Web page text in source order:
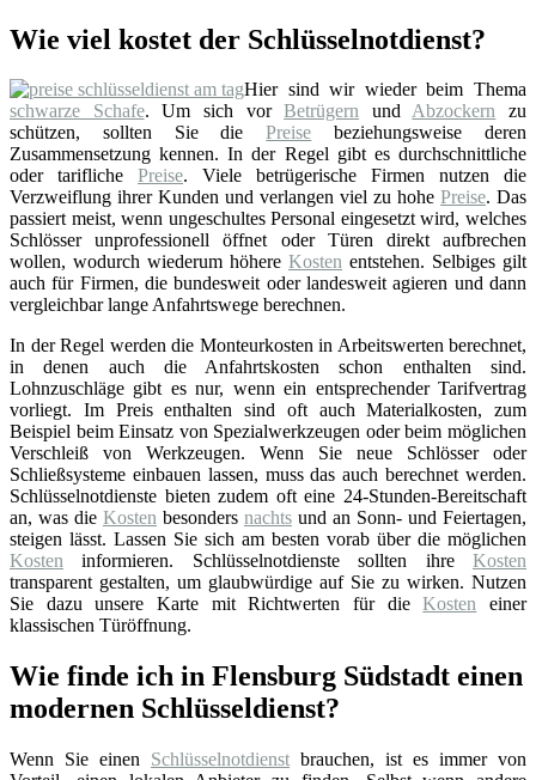
Wie viel kostet der Schlüsselnotdienst?
Hier sind wir wieder beim Thema
schwarze Schafe. Um sich vorBetrügern undAbzockern zu
schützen, sollten Sie diePreise beziehungsweise deren
Zusammensetzung kennen. In der Regel gibt es durchschnittliche
oder tarifliche Preise. Viele betrügerische Firmen nutzen die
Verzweiflung ihrer Kunden und verlangen viel zu hohe Preise. Das
passiert meist, wenn ungeschultes Personal eingesetzt wird, welches
Schlösser unprofessionell öffnet oder Türen direkt aufbrechen
wollen, wodurch wiederum höhere Kosten entstehen. Selbiges gilt
auch für Firmen, die bundesweit oder landesweit agieren und dann
vergleichbar lange Anfahrtswege berechnen.
In der Regel werden die Monteurkosten in Arbeitswerten berechnet,
in denen auch die Anfahrtskosten schon enthalten sind.
Lohnzuschläge gibt es nur, wenn ein entsprechender Tarifvertrag
vorliegt. Im Preis enthalten sind oft auch Materialkosten, zum
Beispiel beim Einsatz von Spezialwerkzeugen oder beim möglichen
Verschleiß von Werkzeugen. Wenn Sie neue Schlösser oder
Schließsysteme einbauen lassen, muss das auch berechnet werden.
Schlüsselnotdienste bieten zudem oft eine 24-Stunden-Bereitschaft
an, was die Kosten besonders nachts und an Sonn- und Feiertagen,
steigen lässt. Lassen Sie sich am besten vorab über die möglichen
Kosten informieren. Schlüsselnotdienste sollten ihre Kosten
transparent gestalten, um glaubwürdige auf Sie zu wirken. Nutzen
Sie dazu unsere Karte mit Richtwerten für dieKosten einer
klassischen Türöffnung.
Wie finde ich in Flensburg Südstadt einen
modernen Schlüsseldienst?
Wenn Sie einen Schlüsselnotdienst brauchen, ist es immer von